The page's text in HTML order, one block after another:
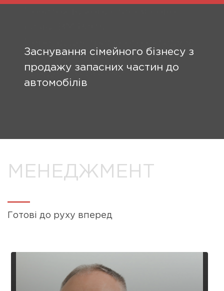
Заснування сімейного бізнесу з
продажу запасних частин до
автомобілів
МЕНЕДЖМЕНТ
Готові до руху вперед